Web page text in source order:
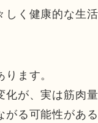
しく健康的な生活
ます。
化が、実は筋肉量
がる可能性がある